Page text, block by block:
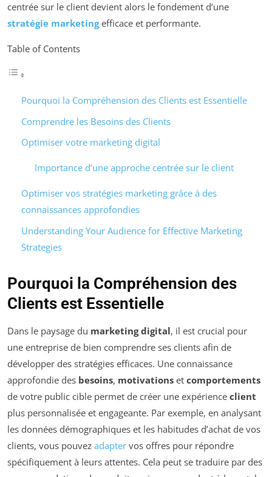
centrée sur le client devient alors le fondement d’une
stratégie marketingefficace et performante.
Table of Contents
Pourquoi la Compréhension des Clients est Essentielle
Comprendre les Besoins des Clients
Optimiser votre marketing digital
Importance d’une approche centrée sur le client
Optimiser vos stratégies marketing grâce à des
connaissances approfondies
Understanding Your Audience for Effective Marketing
Strategies
Pourquoi la Compréhension des
Clients est Essentielle
Dans le paysage du marketing digital, il est crucial pour
une entreprise de bien comprendre ses clients afin de
développer des stratégies efficaces. Une connaissance
approfondie des besoins, motivations et comportements
de votre public cible permet de créer une expérience client
plus personnalisée et engageante. Par exemple, en analysant
les données démographiques et les habitudes d’achat de vos
clients, vous pouvez adapter vos offres pour répondre
spécifiquement à leurs attentes. Cela peut se traduire par des